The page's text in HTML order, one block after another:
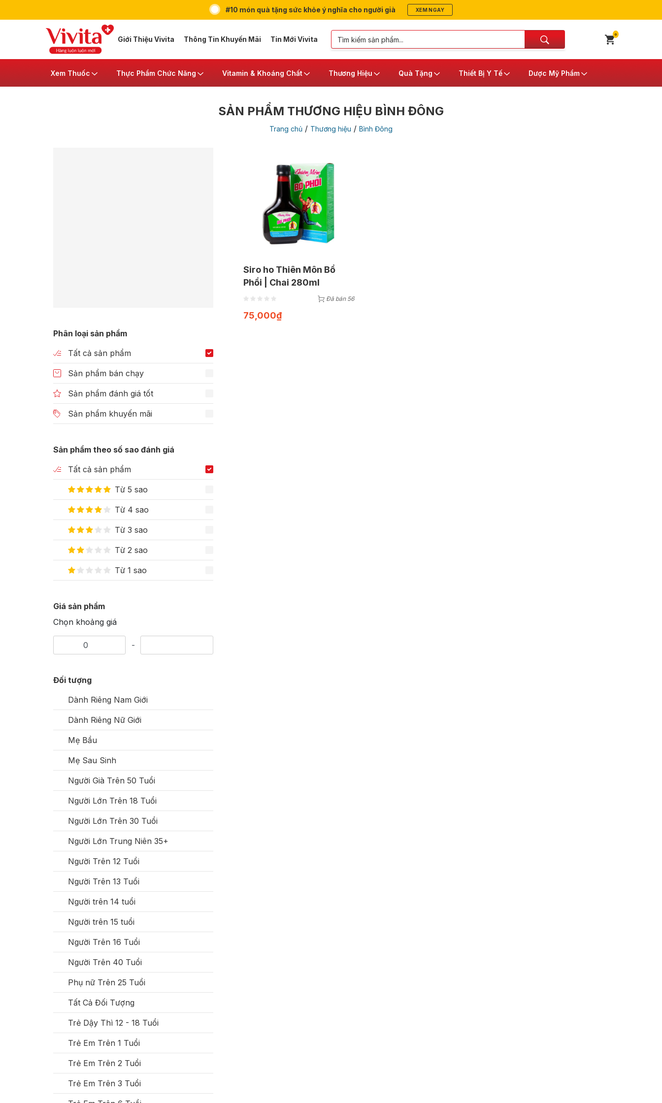
#10 món quà tặng sức khỏe ý nghĩa cho người già XEM NGAY
Giới Thiệu Vivita Thông Tin Khuyến Mãi Tin Mới Vivita
0
Xem Thuốc Thực Phẩm Chức Năng Vitamin & Khoáng Chất Thương Hiệu Quà Tặng Thiết Bị Y Tế Dược Mỹ Phẩm
SẢN PHẨM THƯƠNG HIỆU BÌNH ĐÔNG
Trang chủ / Thương hiệu / Bình Đông
Phân loại sản phẩm
Tất cả sản phẩm
Sản phẩm bán chạy
Sản phẩm đánh giá tốt
Sản phẩm khuyến mãi
Sản phẩm theo số sao đánh giá
Tất cả sản phẩm
Từ 5 sao
Từ 4 sao
Từ 3 sao
Từ 2 sao
Từ 1 sao
Giá sản phẩm
Chọn khoảng giá
-
Đối tượng
Dành Riêng Nam Giới
Dành Riêng Nữ Giới
Mẹ Bầu
Mẹ Sau Sinh
Người Già Trên 50 Tuổi
Người Lớn Trên 18 Tuổi
Người Lớn Trên 30 Tuổi
Người Lớn Trung Niên 35+
Người Trên 12 Tuổi
Người Trên 13 Tuổi
Người trên 14 tuổi
Người trên 15 tuổi
Người Trên 16 Tuổi
Người Trên 40 Tuổi
Phụ nữ Trên 25 Tuổi
Tất Cả Đối Tượng
Trẻ Dậy Thì 12 - 18 Tuổi
Trẻ Em Trên 1 Tuổi
Trẻ Em Trên 2 Tuổi
Trẻ Em Trên 3 Tuổi
Siro ho Thiên Môn Bổ
Phổi | Chai 280ml
Đã bán 56
75,000₫